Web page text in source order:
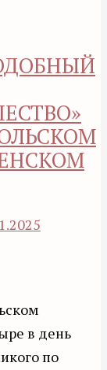
в день
по